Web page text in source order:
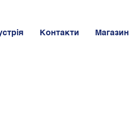
Контакти Магазин